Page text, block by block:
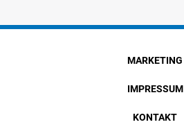
MARKETING
IMPRESSUM
KONTAKT